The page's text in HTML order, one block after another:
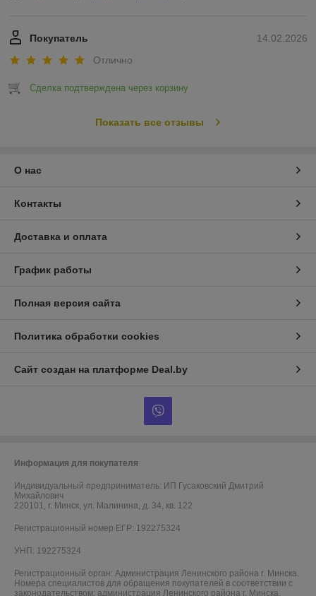
14.02.2026
Покупатель
Отлично
Сделка подтверждена через корзину
Показать все отзывы
О нас
Контакты
Доставка и оплата
График работы
Полная версия сайта
Политика обработки cookies
Сайт создан на платформе Deal.by
Информация для покупателя
Индивидуальный предприниматель: ИП Гусаковский Дмитрий
Михайлович
220101, г. Минск, ул. Малинина, д. 34, кв. 122
Регистрационный номер ЕГР: 192275324
УНП: 192275324
Регистрационный орган: Администрация Ленинского района г. Минска.
Номера специалистов для обращения покупателей в соответствии с
законодательством: администрация Ленинского района г. Минска,